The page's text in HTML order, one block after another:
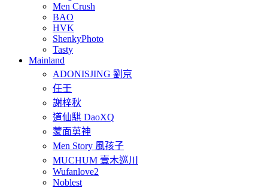
Men Crush
BAO
HVK
ShenkyPhoto
Tasty
Mainland
ADONISJING 劉京
任壬
謝梓秋
道仙騏 DaoXQ
蒙面莮神
Men Story 風孩子
MUCHUM 壹木巡川
Wufanlove2
Noblest